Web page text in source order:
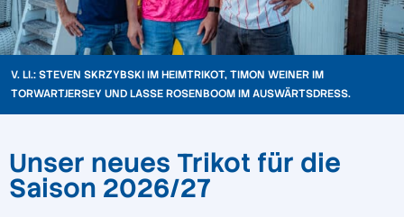
V. LI.: STEVEN SKRZYBSKI IM HEIMTRIKOT, TIMON WEINER IM
TORWARTJERSEY UND LASSE ROSENBOOM IM AUSWÄRTSDRESS.
Unser neues Trikot für die
Saison 2026/27